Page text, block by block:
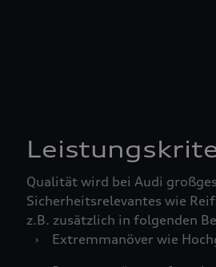
Qualität wird bei Audi
Sicherheitsrelevantes wie
z.B. zusätzlich in folgenden
›
Extremmanöver wie